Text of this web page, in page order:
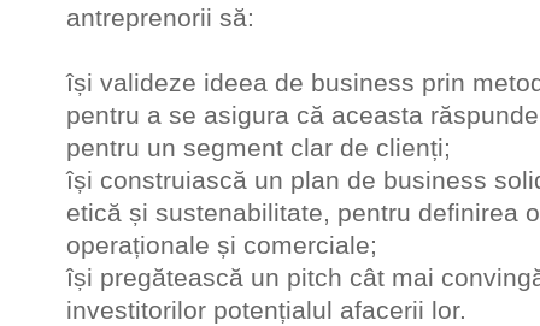
antreprenorii să:
își valideze ideea de business prin
pentru a se asigura că aceasta
pentru un segment clar de clienți;
își construiască un plan de business
etică și sustenabilitate, pentru definirea
operaționale și comerciale;
își pregătească un pitch cât mai
investitorilor potențialul afacerii lor.